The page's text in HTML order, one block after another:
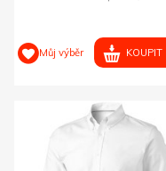
Můj výběr KOUPIT